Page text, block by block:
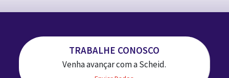
TRABALHE CONOSCO
Venha avançar com a Scheid.